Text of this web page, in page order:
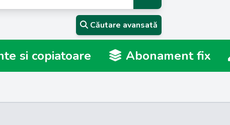
Căutare avansată
si copiatoare Abonament fix